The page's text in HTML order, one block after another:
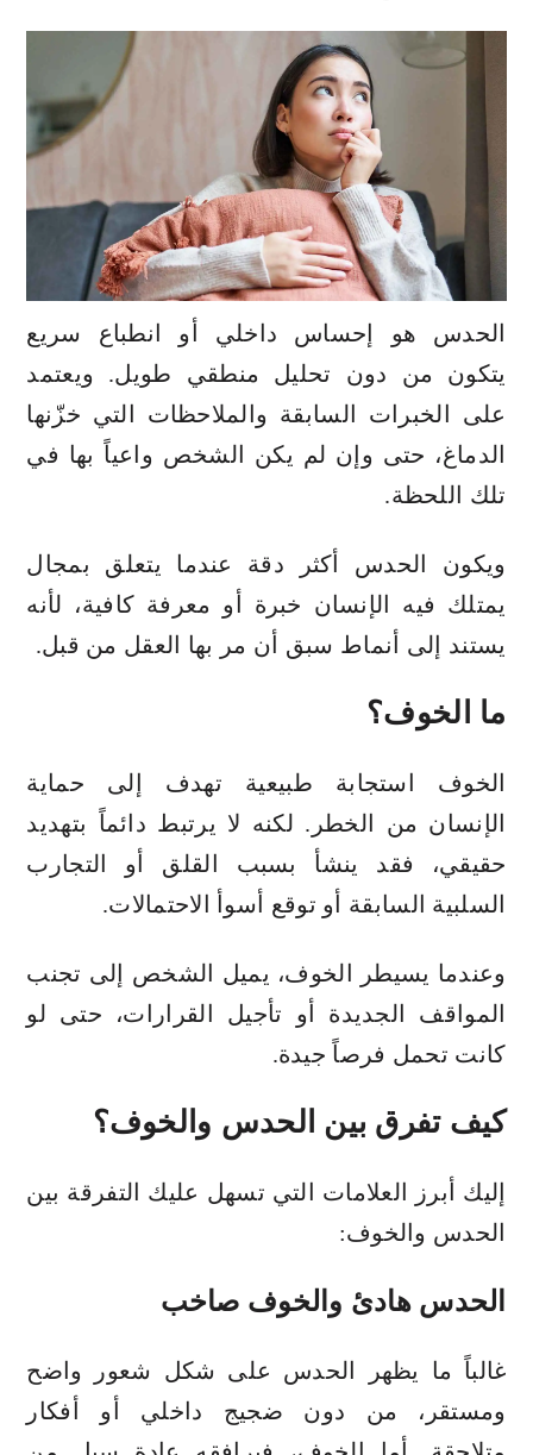
الحدس هو إحساس داخلي أو انطباع سريع
يتكون من دون تحليل منطقي طويل. ويعتمد
على الخبرات السابقة والملاحظات التي خزّنها
الدماغ، حتى وإن لم يكن الشخص واعياً بها في
تلك اللحظة.
ويكون الحدس أكثر دقة عندما يتعلق بمجال
يمتلك فيه الإنسان خبرة أو معرفة كافية، لأنه
يستند إلى أنماط سبق أن مر بها العقل من قبل.
ما الخوف؟
الخوف استجابة طبيعية تهدف إلى حماية
الإنسان من الخطر. لكنه لا يرتبط دائماً بتهديد
حقيقي، فقد ينشأ بسبب القلق أو التجارب
السلبية السابقة أو توقع أسوأ الاحتمالات.
وعندما يسيطر الخوف، يميل الشخص إلى تجنب
المواقف الجديدة أو تأجيل القرارات، حتى لو
كانت تحمل فرصاً جيدة.
كيف تفرق بين الحدس والخوف؟
إليك أبرز العلامات التي تسهل عليك التفرقة بين
الحدس والخوف:
الحدس هادئ والخوف صاخب
غالباً ما يظهر الحدس على شكل شعور واضح
ومستقر، من دون ضجيج داخلي أو أفكار